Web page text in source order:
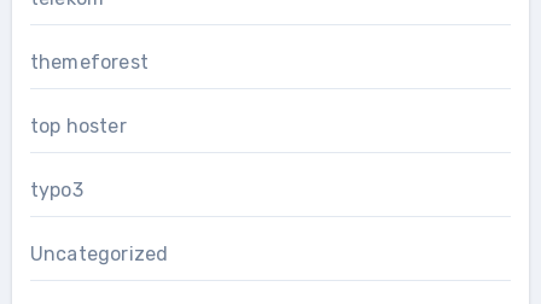
themeforest
top hoster
typo3
Uncategorized